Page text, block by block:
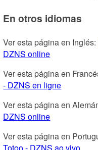
En otros idiomas
Ver esta página en Inglés:
DZNS online
Ver esta página en
- DZNS en ligne
Ver esta página en
DZNS online
Ver esta página en
Totoo - DZNS ao vivo